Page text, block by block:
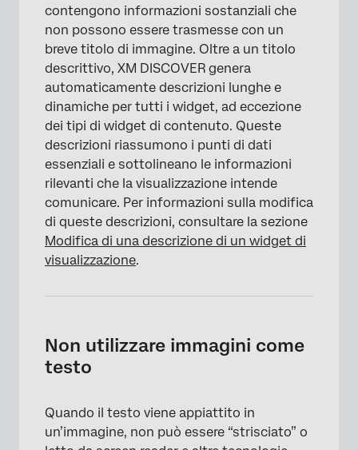
contengono informazioni sostanziali che
non possono essere trasmesse con un
breve titolo di immagine. Oltre a un titolo
descrittivo, XM DISCOVER genera
automaticamente descrizioni lunghe e
dinamiche per tutti i widget, ad eccezione
dei tipi di widget di contenuto. Queste
descrizioni riassumono i punti di dati
essenziali e sottolineano le informazioni
rilevanti che la visualizzazione intende
comunicare. Per informazioni sulla modifica
di queste descrizioni, consultare la sezione
Modifica di una descrizione di un widget di
visualizzazione.
Non utilizzare immagini come
testo
Quando il testo viene appiattito in
un’immagine, non può essere “strisciato” o